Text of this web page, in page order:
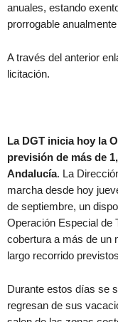
anuales, estando
prorrogable
A través del anterior
licitación.
La DGT inicia hoy la
previsión de más de
Andalucía. La
marcha desde hoy
de septiembre, un
Operación Especial de
cobertura a más de un
largo recorrido
Durante estos días se
regresan de sus